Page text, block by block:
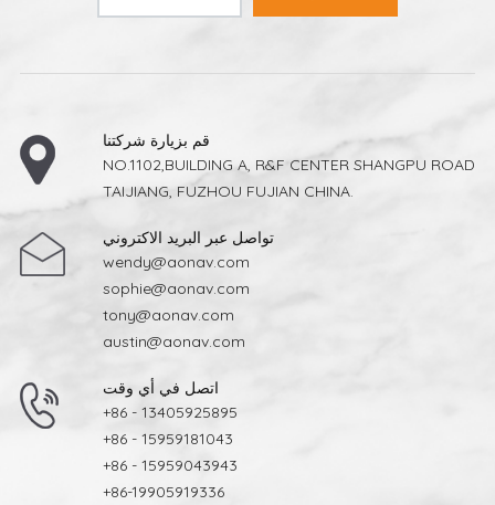
قم بزيارة شركتنا
NO.1102,BUILDING A, R&F CENTER SHANGPU ROAD
TAIJIANG, FUZHOU FUJIAN CHINA.
تواصل عبر البريد الاكتروني
wendy@aonav.com
sophie@aonav.com
tony@aonav.com
austin@aonav.com
اتصل في أي وقت
+86 - 13405925895
+86 - 15959181043
+86 - 15959043943
+86-19905919336